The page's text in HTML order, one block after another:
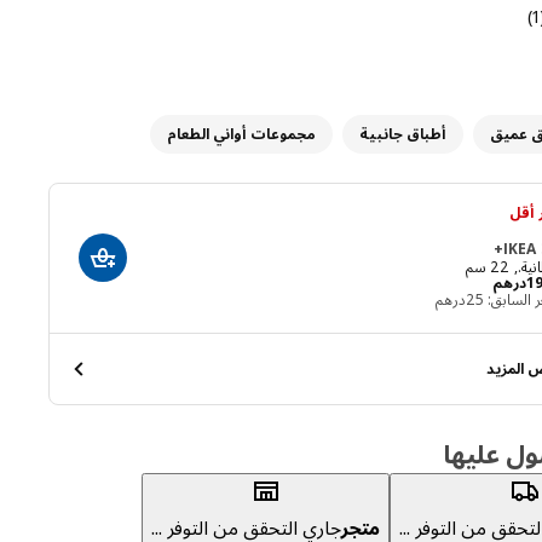
التقييم: 5 من 5 نجوم إجمالي المراجعات: 1
عميق أطباق جانبية مجموعات أواني الطعام
أقل
IKEA
22 سم
درهم19
السعر درهم 19.95
‭25‬درهم
أضف إلى عربة
المزيد
عليها
من التوفر ... متجرجاري التحقق من التوفر ...